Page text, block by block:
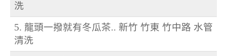
洗
5. 龍頭一撥就有冬瓜茶.. 新竹 竹東 竹中路 水管
清洗